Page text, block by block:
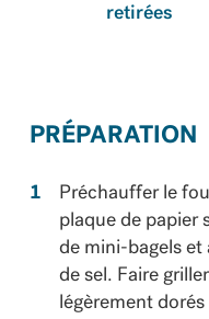
retirées
PRÉPARATION
Préchauffer le
plaque de papier
de mini-bagels et
de sel. Faire
légèrement